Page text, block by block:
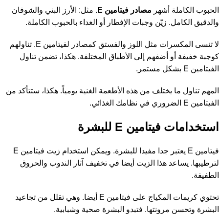
الحبوب الكاملة أشهر مصادر فيتامين E
. مثل: الأرز البني والشوفان
والدقيق الكامل. زيّن وجبات الإفطار أو الغداء بالحبوب الكاملة.
لا تنسى المكسرات مثل اللوز والفستق كمصادر لفيتامين E. تناولهم
كوجبة خفيفة أو أضفهم إلى الأطباق المختلفة. هكذا، تضمن تناول
الفيتامين E بشكل مستمر.
المهم تناول ما يختلف من هذه الأطعمة الغنية يومياً. هكذا، ستتأكد من
الفيتامين E الضروري في نظامك الغذائي.
استخدامات فيتامين E للبشرة
فيتامين E يعتبر جدا مفيدا للبشرة. ويمكن استخدام زيت فيتامين E
لترطيبها. يساعد هذا الزيت أيضا في تخفيف آثار الندوب والحروق
الطفيفة.
تحتوي كريمات المكياج على فيتامين E أيضا. وهي تقلل من تجاعيد
البشرة وتحسن مرونتها. فتبدو البشرة صحية وشبابية.